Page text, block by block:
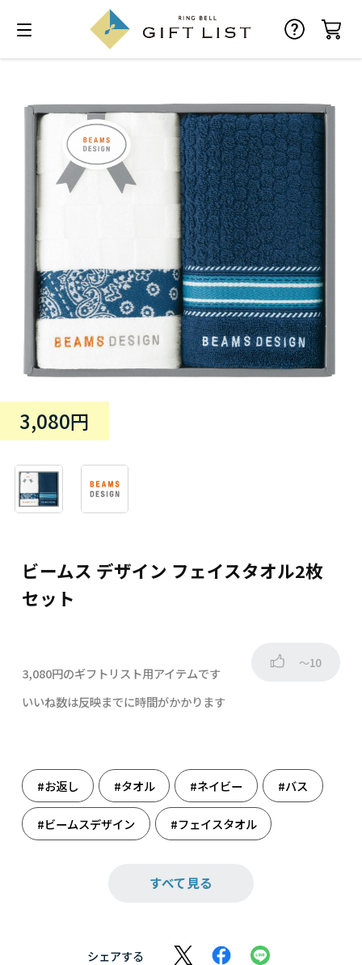
ビームス デザイン フェイスタオル2枚
セット
3,080円
3,080円のギフトリスト用アイテムです
～10
いいね数は反映までに時間がかかります
#お返し #タオル #ネイビー #バス
#ビームスデザイン #フェイスタオル
すべて見る
シェアする